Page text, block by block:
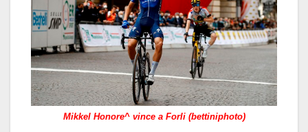
Mikkel Honore^ vince a Forli (bettiniphoto)